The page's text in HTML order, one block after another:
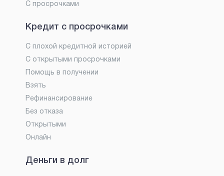
С просрочками
Кредит с просрочками
С плохой кредитной историей
С открытыми просрочками
Помощь в получении
Взять
Рефинансирование
Без отказа
Открытыми
Онлайн
Деньги в долг